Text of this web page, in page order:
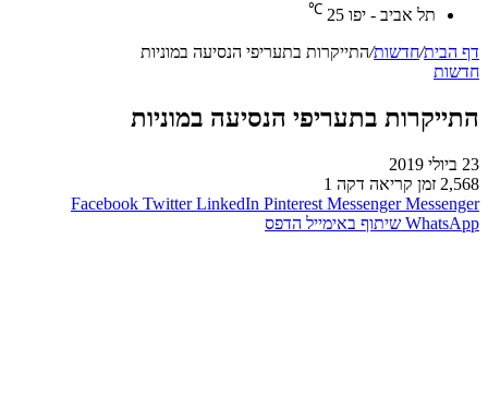
תל אביב - יפו 25
℃
דף הבית/חדשות/התייקרות בתעריפי הנסיעה במוניות
חדשות
התייקרות בתעריפי הנסיעה במוניות
23 ביולי 2019
2,568 זמן קריאה דקה 1
Facebook Twitter LinkedIn Pinterest Messenger Messenger
WhatsApp שיתוף באימייל הדפס